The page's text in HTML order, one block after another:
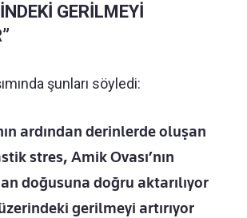
GERİLMEYİ
şunları söyledi:
ardından derinlerde oluşan
stres, Amik Ovası’nın
doğusuna doğru aktarılıyor
gerilmeyi artırıyor